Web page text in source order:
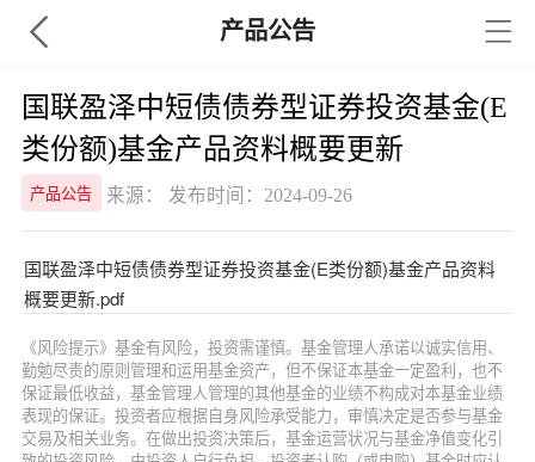
产品公告
国联盈泽中短债债券型证券投资基金(E
类份额)基金产品资料概要更新
产品公告 来源： 发布时间：2024-09-26
国联盈泽中短债债券型证券投资基金(E类份额)基金产品资料
概要更新.pdf
《风险提示》基金有风险，投资需谨慎。基金管理人承诺以诚实信用、
勤勉尽责的原则管理和运用基金资产，但不保证本基金一定盈利，也不
保证最低收益，基金管理人管理的其他基金的业绩不构成对本基金业绩
表现的保证。投资者应根据自身风险承受能力，审慎决定是否参与基金
交易及相关业务。在做出投资决策后，基金运营状况与基金净值变化引